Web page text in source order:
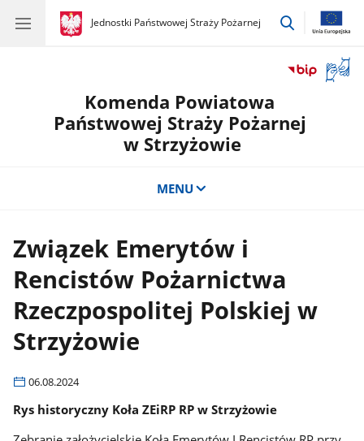
gov.pl
Jednostki Państwowej Straży Pożarnej
gov.pl
Jednostki
przejdź
okno
Komenda Powiatowa
Państwowej Straży Pożarnej
w Strzyżowie
MENU
Związek Emerytów i
Rencistów Pożarnictwa
Rzeczpospolitej Polskiej w
Strzyżowie
06.08.2024
Rys historyczny Koła ZEiRP RP w Strzyżowie